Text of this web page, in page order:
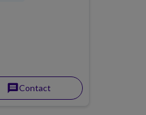
messageContact